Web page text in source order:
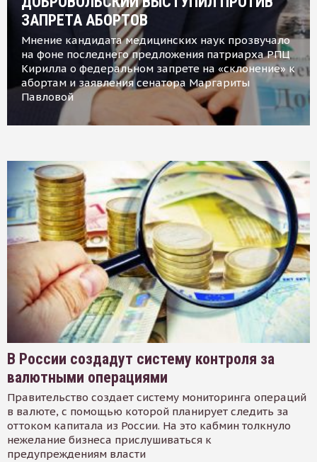
ЗАПРЕТА АБОРТОВ
Мнение кандидата медицинских наук прозвучало
на фоне последнего предложения патриарха РПЦ
Кирилла о федеральном запрете на «склонение» к
абортам и заявления сенатора Маргариты
Павловой
В России создадут систему контроля за
валютными операциями
Правительство создает систему мониторинга операций
в валюте, с помощью которой планирует следить за
оттоком капитала из России. На это кабмин толкнуло
нежелание бизнеса прислушиваться к
предупреждениям власти